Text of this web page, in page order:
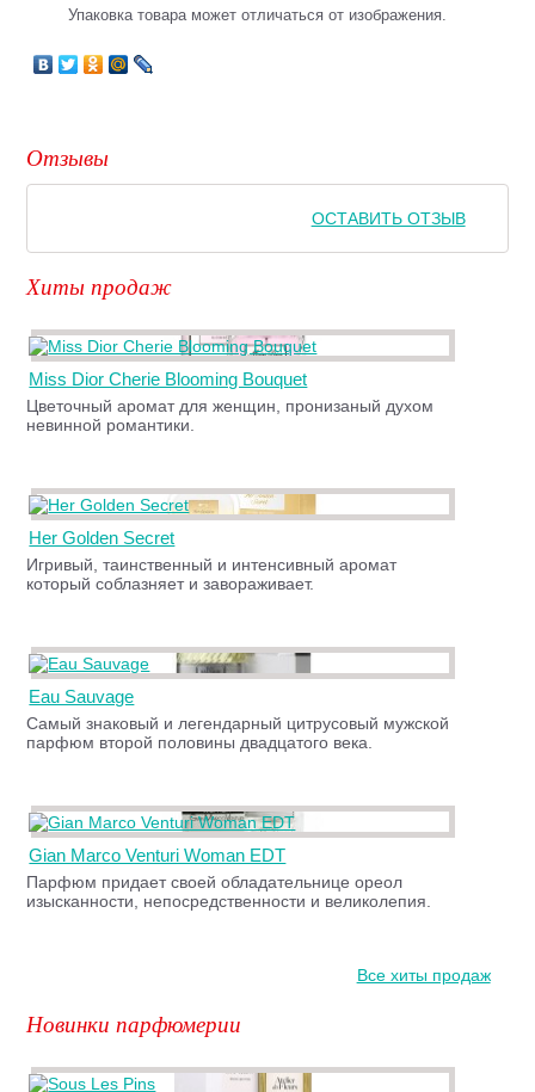
Упаковка товара может отличаться от изображения.
Отзывы
ОСТАВИТЬ ОТЗЫВ
Хиты продаж
Miss Dior Cherie Blooming Bouquet
Цветочный аромат для женщин, пронизаный духом
невинной романтики.
Her Golden Secret
Игривый, таинственный и интенсивный аромат
который соблазняет и завораживает.
Eau Sauvage
Самый знаковый и легендарный цитрусовый мужской
парфюм второй половины двадцатого века.
Gian Marco Venturi Woman EDT
Парфюм придает своей обладательнице ореол
изысканности, непосредственности и великолепия.
Все хиты продаж
Новинки парфюмерии